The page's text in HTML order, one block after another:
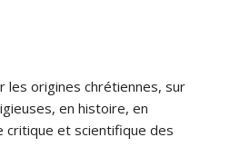
les origines chrétiennes, sur
en histoire, en
critique et scientifique des